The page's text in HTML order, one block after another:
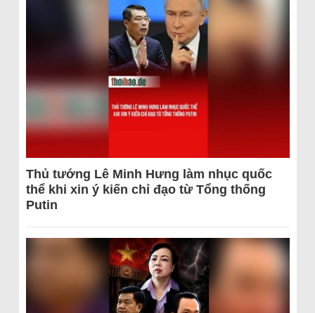
Thủ tướng Lê Minh Hưng làm nhục quốc
thể khi xin ý kiến chỉ đạo từ Tổng thống
Putin